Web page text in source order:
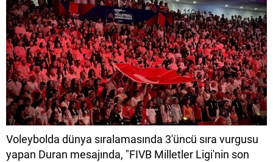
Voleybolda dünya sıralamasında 3'üncü sıra vurgusu
yapan Duran mesajında, "FIVB Milletler Ligi'nin son